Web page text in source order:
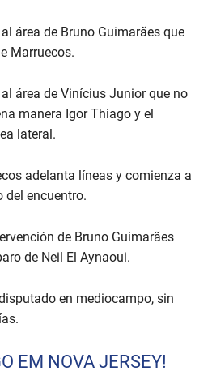
área de Bruno Guimarães que
Marruecos.
al área de Vinícius Junior que no
manera Igor Thiago y el
lateral.
adelanta líneas y comienza a
del encuentro.
de Bruno Guimarães
de Neil El Aynaoui.
en mediocampo, sin
EM NOVA JERSEY!